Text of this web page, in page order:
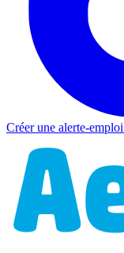
Créer une alerte-emploi